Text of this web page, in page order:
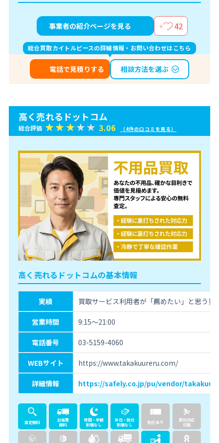
事業者の紹介ページを見る 42
総合買取カイトルピースの詳細情報・お問い合わせはこちら
電話で見積りする 相談方法を選ぶ
高く売れるドットコム
総合評価 3.06 （4件の口コミを見る）
高く売れるドットコムの基本情報
実績 買取サービス利用者が「薦めたい」と思う買
営業時間 9:15～21:00
電話番号 03-5159-4060
WEBサイト https://www.takakuureru.com/
詳細情報 https://safely.co.jp/pu/vendor/
査定無料
出張費
無料
夜間・早朝
割増なし
休日・祝日
割増なし
割引あり
即日対応
可能